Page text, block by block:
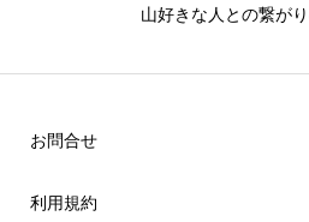
山好きな人との繋が
お問合せ
利用規約